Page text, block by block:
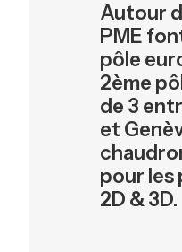
Autour
PME
pôle
2ème
de 3
et
pour les
2D & 3D.